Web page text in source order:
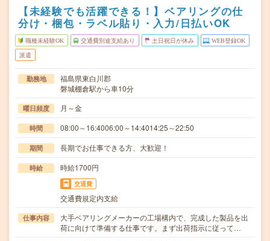
【未経験でも活躍できる！】ベアリングの仕
分け・梱包・ラベル貼り・入力/日払いOK
職種未経験OK 交通費別途支給あり 土日祝日が休み WEB登録OK
派遣
勤務地
福島県東白川郡
磐城棚倉駅から車10分
曜日頻度 月～金
時間 08:00～16:4006:00～14:4014:25～22:50
期間 長期でお仕事できる方、大歓迎！
時給 時給1700円
交通費
交通費規定内支給
仕事内容
大手ベアリングメーカーの工場構内で、完成した製品を出
荷に向けて準備する仕事です。まず出荷指示に従って…